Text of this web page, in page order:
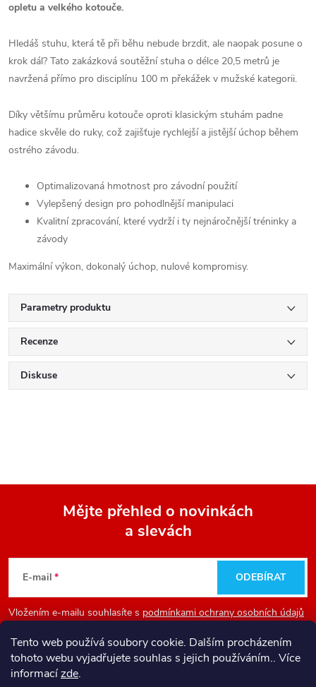
Tento web používá soubory cookie. Dalším procházením
tohoto webu vyjadřujete souhlas s jejich používáním.. Více
informacízde.
opletu a velkého kotouče.
Hledáš stuhu, která tě při běhu nebude brzdit, ale naopak posune o
krok dál? Tato zakázková soutěžní stuha o délce 20,5 metrů je
navržená přímo pro disciplínu 100 m překážek v mužské kategorii.
Díky většímu průměru kotouče oproti klasickým stuhám padne
hadice skvěle do ruky, což zajišťuje rychlejší a jistější úchop během
ostrého závodu.
Optimalizovaná hmotnost pro závodní použití
Vylepšený design pro pohodlnější manipulaci
Kvalitní zpracování, které vydrží i ty nejnáročnější tréninky a
závody
Maximální výkon, dokonalý úchop, nulové kompromisy.
Parametry produktu
Recenze
Diskuse
p
a
Mějte přehled o novinkách
a slevách
E-mail
Vložením e-mailu souhlasíte s podmínkami ochrany osobních údajů
ODEBÍRAT
Informace pro vás